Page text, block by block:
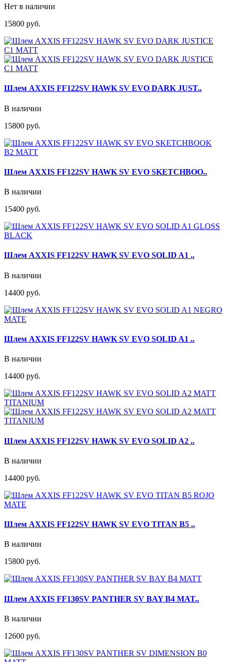
Нет в наличии
15800 руб.
Шлем AXXIS FF122SV HAWK SV EVO DARK JUST..
В наличии
15800 руб.
Шлем AXXIS FF122SV HAWK SV EVO SKETCHBOO..
В наличии
15400 руб.
Шлем AXXIS FF122SV HAWK SV EVO SOLID A1 ..
В наличии
14400 руб.
Шлем AXXIS FF122SV HAWK SV EVO SOLID A1 ..
В наличии
14400 руб.
Шлем AXXIS FF122SV HAWK SV EVO SOLID A2 ..
В наличии
14400 руб.
Шлем AXXIS FF122SV HAWK SV EVO TITAN B5 ..
В наличии
15800 руб.
Шлем AXXIS FF130SV PANTHER SV BAY B4 MAT..
В наличии
12600 руб.